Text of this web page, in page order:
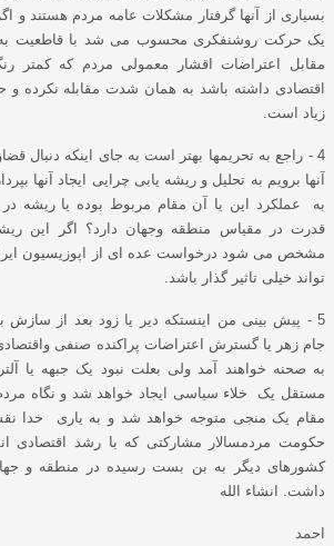
بسیاری از آنها گرفتار مشکلات عامه مردم هستند و
یک حرکت روشنفکری محسوب می شد با قاطعیت به
مقابل اعتراضات اقشار معمولی مردم که کمتر
اقتصادی داشته باشد به همان شدت مقابله نکرده و
زیاد است.
4 - راجع به تحریمها بهتر است به جای اینکه دنبال
آنها برویم به تحلیل و ریشه یابی چرایی ایجاد آنها
به عملکرد این یا آن مقام مربوط بوده یا ریشه
قدرت در مقیاس منطقه وجهان دارد؟ اگر این
مشخص می شود درخواست عده ای از اپوزیسیون
تواند خیلی تاثیر گذار باشد.
5 - پیش بینی من اینستکه دیر یا زود بعد از
جام زهر یا گسترش اعتراضات پراکنده صنفی
به صحنه خواهند آمد ولی بعلت نبود یک جبهه یا
مستقل یک خلاء سیاسی ایجاد خواهد شد و نگاه
مقام یک منجی متوجه خواهد شد و به یاری خدا
حکومت مردمسالار مشارکتی که با رشد اقتصادی
کشورهای دیگر به بن بست رسیده در منطقه و
داشت. انشاء الله
احمد